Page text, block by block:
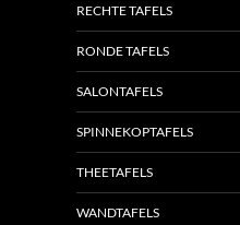
RECHTE TAFELS
RONDE TAFELS
SALONTAFELS
SPINNEKOPTAFELS
THEETAFELS
WANDTAFELS